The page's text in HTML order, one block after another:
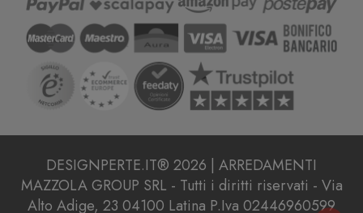
DESIGNPERTE.IT® 2026 | ARREDAMENTI
MAZZOLA GROUP SRL - Tutti i diritti riservati - Via
Alto Adige, 23 04100 Latina P.Iva 02446960599